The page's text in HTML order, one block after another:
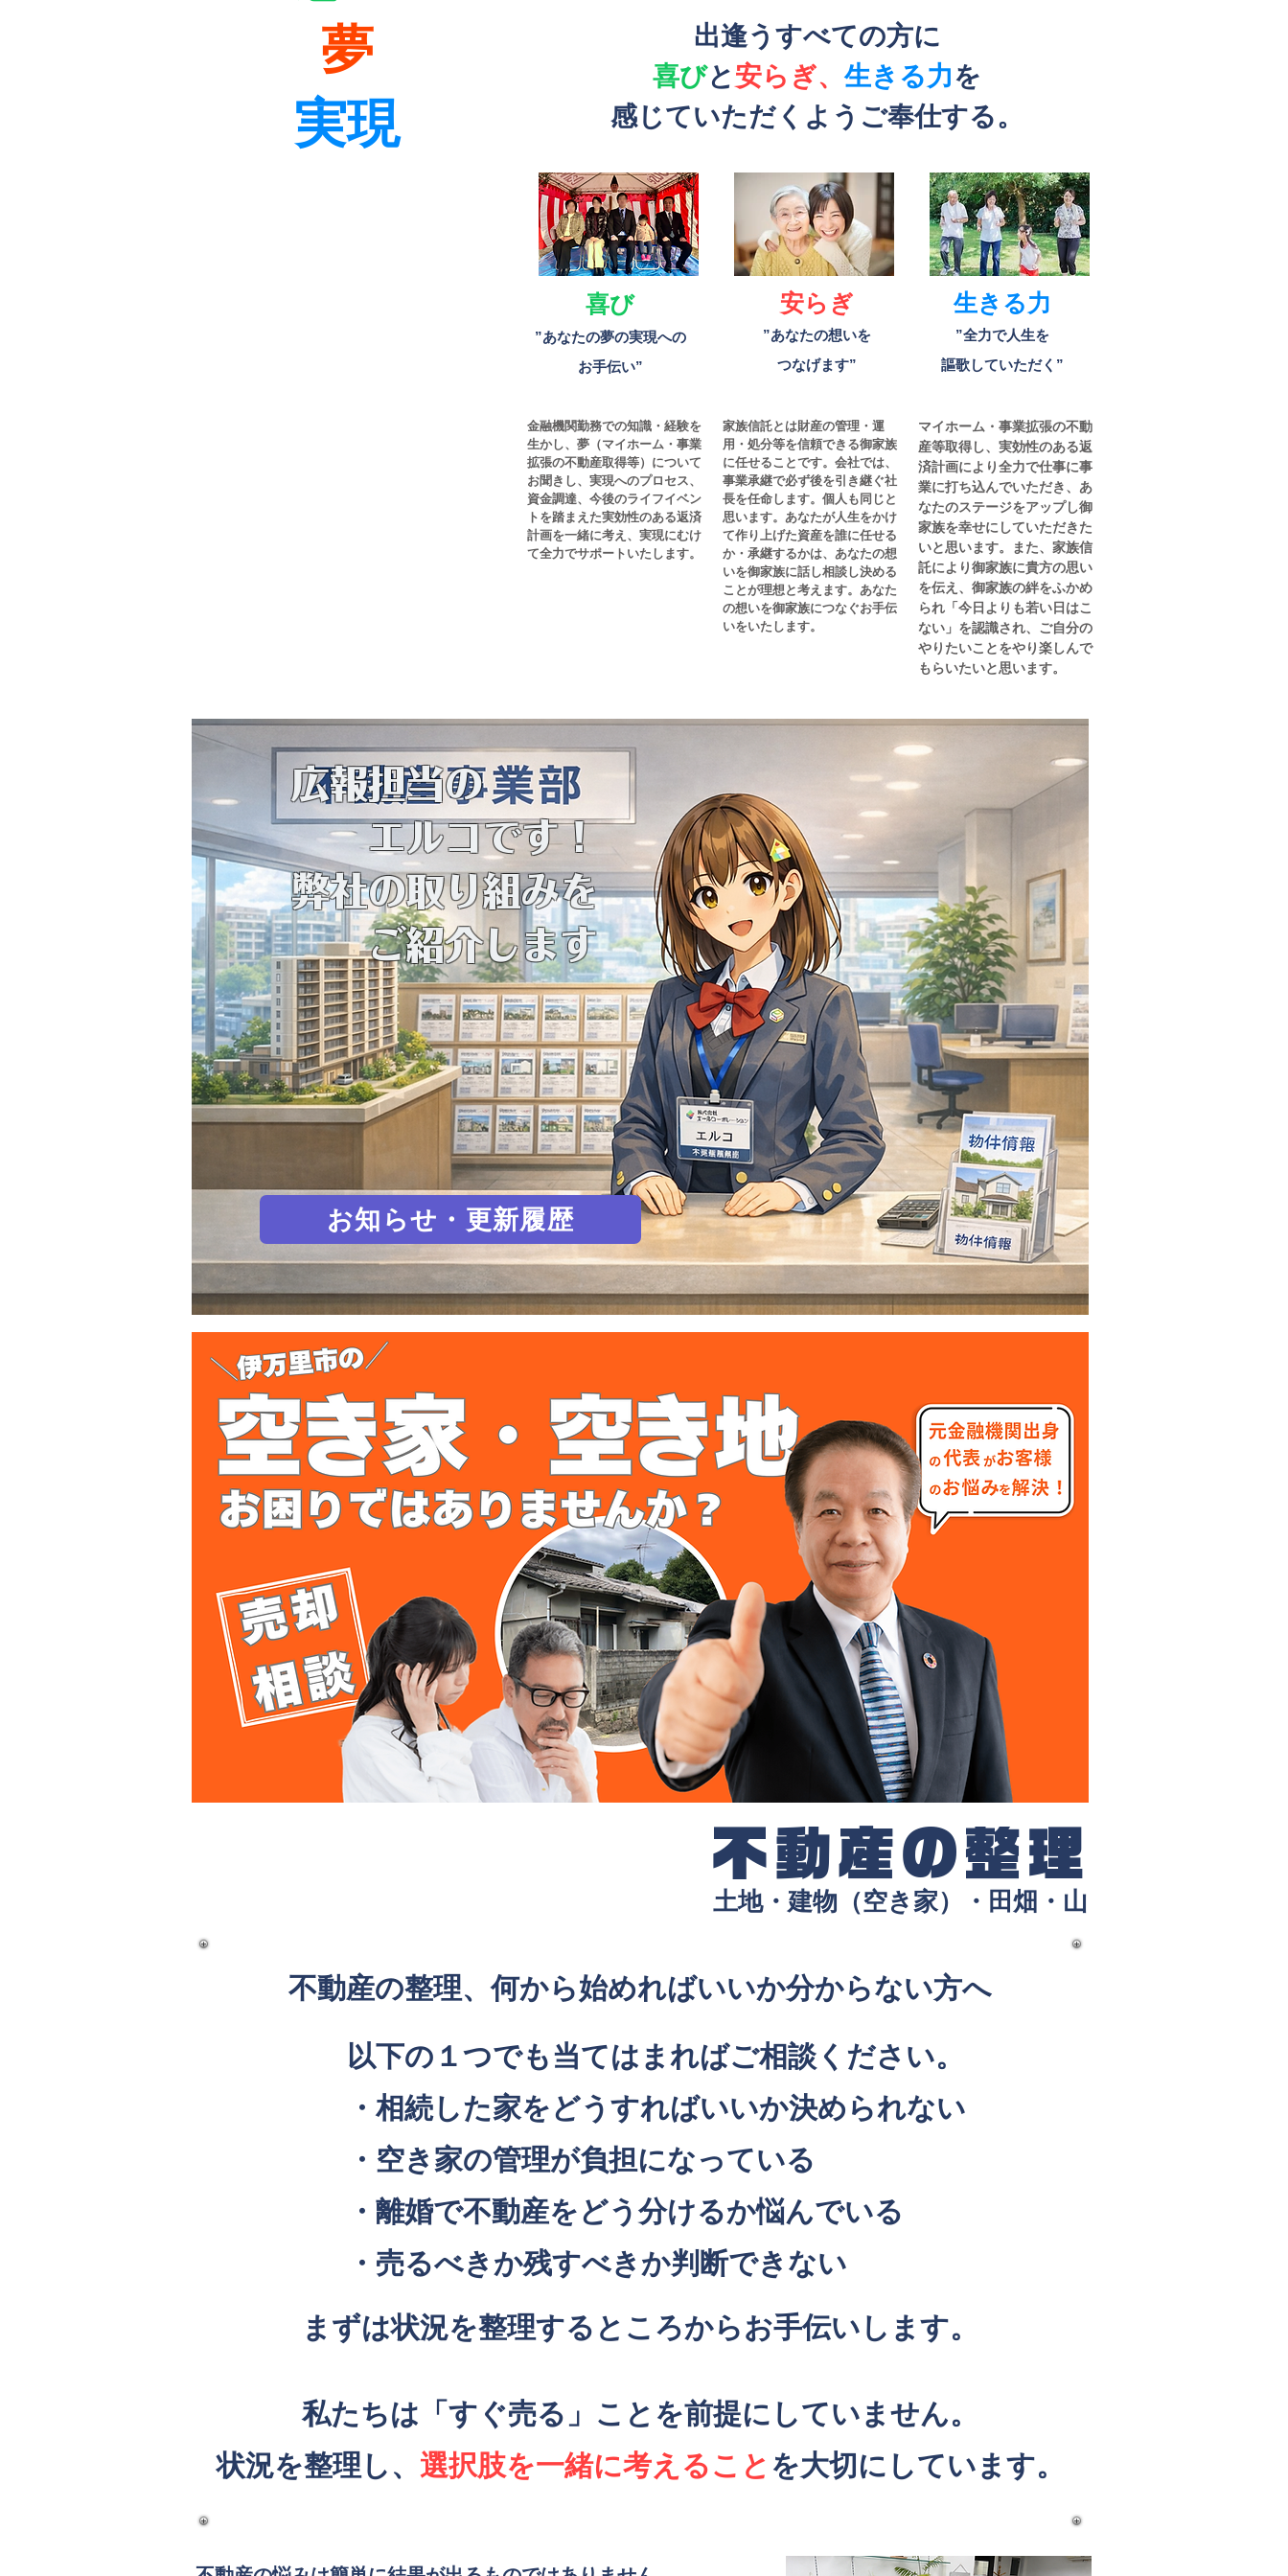
夢”
実現へ
出逢うすべての方に
喜びと安らぎ、生きる力を
感じていただくようご奉仕する。
金融機関勤務での知識・経験を
生かし、夢（マイホーム・事業
拡張の不動産取得等）について
お聞きし、実現へのプロセス、
資金調達、今後のライフイベン
トを踏まえた実効性のある返済
計画を一緒に考え、実現にむけ
て全力でサポートいたします。
家族信託とは財産の管理・運
用・処分等を信頼できる御家族
に任せることです。会社では、
事業承継で必ず後を引き継ぐ社
長を任命します。個人も同じと
思います。あなたが人生をかけ
て作り上げた資産を誰に任せる
か・承継するかは、あなたの想
いを御家族に話し相談し決める
ことが理想と考えます。あなた
の想いを御家族につなぐお手伝
いをいたします。
マイホーム・事業拡張の不動
産等取得し、実効性のある返
済計画により全力で仕事に事
業に打ち込んでいただき、あ
なたのステージをアップし御
家族を幸せにしていただきた
いと思います。また、家族信
託により御家族に貴方の思い
を伝え、御家族の絆をふかめ
られ「今日よりも若い日はこ
ない」を認識され、ご自分の
やりたいことをやり楽しんで
もらいたいと思います。
安らぎ
​”あなたの想いを
つなげます”
喜び
​”あなたの夢の実現への
お手伝い”
生きる力
​”全力で人生を
謳歌していただく”
​広報担当の
エルコです！
​弊社の取り組みを
ご紹介します
お知らせ・更新履歴
不動産の整理
土地・建物（空き家）・田畑・山
不動産の整理、何から始めればいいか分からない方へ
以下の１つでも当てはまればご相談ください。
・相続した家をどうすればいいか決められない
・空き家の管理が負担になっている
・離婚で不動産をどう分けるか悩んでいる
​・売るべきか残すべきか判断できない
​まずは状況を整理するところからお手伝いします。
私たちは「すぐ売る」ことを前提にしていません。
​状況を整理し、 選択肢を一緒に考えること を大切にしています。